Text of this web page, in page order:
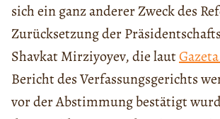
sich ein ganz anderer Zweck des
Zurücksetzung der
Shavkat Mirziyoyev, die laut
Bericht des Verfassungsgerichts
vor der Abstimmung bestätigt